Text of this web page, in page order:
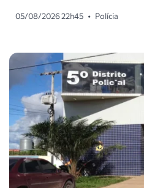
05/08/2026 22h45 • Polícia